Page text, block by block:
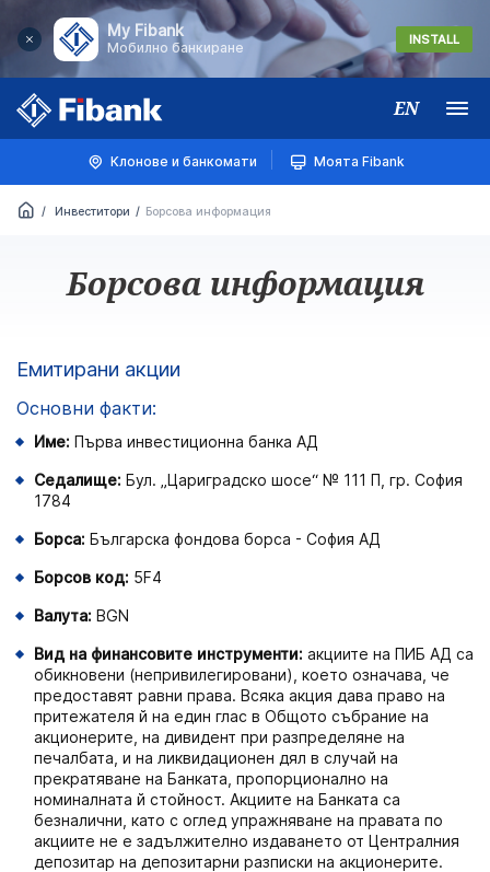
My Fibank
Мобилно банкиране
INSTALL
EN Меню
Клонове и банкомати Моята Fibank
Инвеститори Борсова информация
Борсова информация
Емитирани акции
Основни факти:
Име: Първа инвестиционна банка АД
Седалище: Бул. „Цариградско шосе“ № 111 П, гр. София
1784
Борса: Българска фондова борса - София АД
Борсов код: 5F4
Валута: BGN
Вид на финансовите инструменти: акциите на ПИБ АД са
обикновени (непривилегировани), което означава, че
предоставят равни права. Всяка акция дава право на
притежателя й на един глас в Общото събрание на
акционерите, на дивидент при разпределяне на
печалбата, и на ликвидационен дял в случай на
прекратяване на Банката, пропорционално на
номиналната й стойност. Акциите на Банката са
безналични, като с оглед упражняване на правата по
aкциите не е задължително издаването от Централния
депозитар на депозитарни разписки на акционерите.